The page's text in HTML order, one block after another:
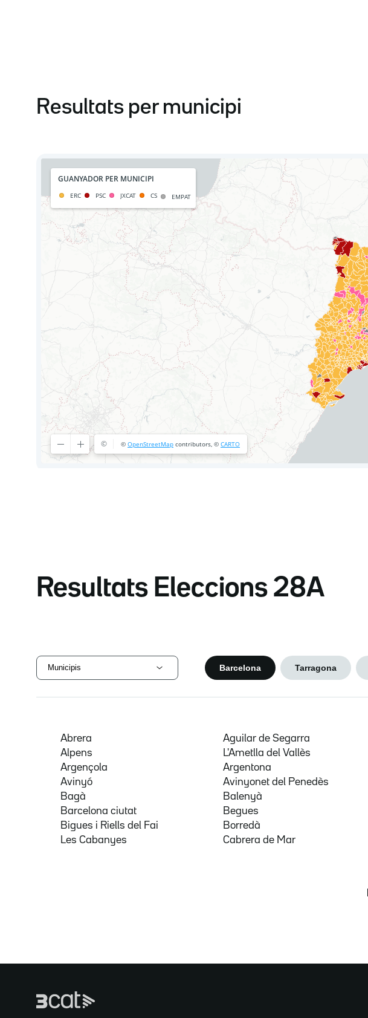
Resultats per municipi
Resultats Eleccions 28A
Municipis Barcelona Tarragona
Abrera Aguilar de Segarra
Alpens
L'Ametlla del Vallès
Argençola
Argentona
Avinyó
Avinyonet del Penedès
Bagà
Balenyà
Barcelona ciutat
Begues
Bigues i Riells del Fai
Borredà
Les Cabanyes
Cabrera de Mar